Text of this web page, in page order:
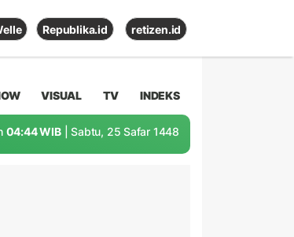
Republika.id retizen.id
VISUAL TV INDEKS
04:44 WIB | Sabtu, 25 Safar 1448